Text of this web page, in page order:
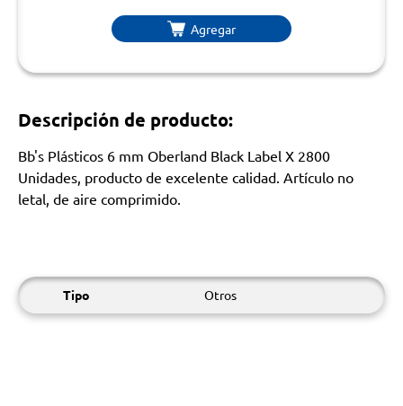
Agregar
Descripción de producto:
Bb's Plásticos 6 mm Oberland Black Label X 2800
Unidades, producto de excelente calidad. Artículo no
letal, de aire comprimido.
Tipo Otros